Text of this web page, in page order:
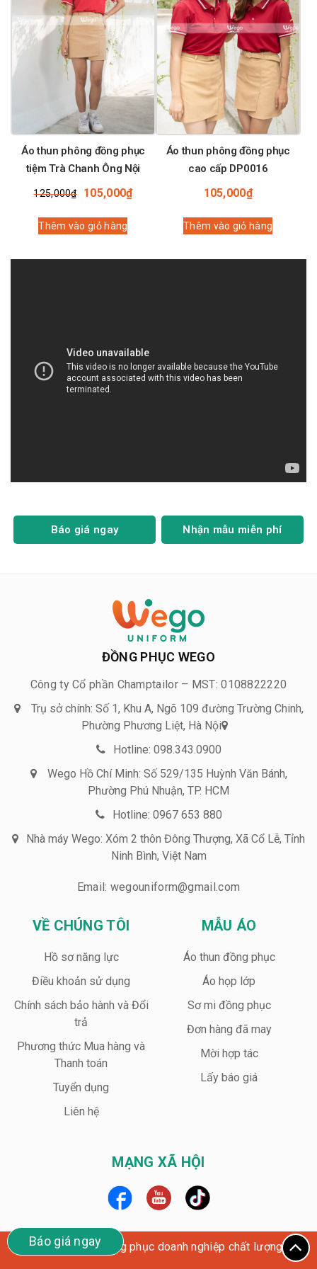
Áo thun phông đồng phục
tiệm Trà Chanh Ông Nội
125,000₫
Giá
là:
105,000₫Giá
105,000₫.
Thêm vào giỏ hàng
Áo thun phông đồng phục
cao cấp DP0016
105,000₫
Thêm vào giỏ hàng
Báo giá ngay Nhận mẫu miễn phí
Báo giá ngay
ĐỒNG PHỤC WEGO
Công ty Cổ phần Champtailor – MST: 0108822220
Trụ sở chính: Số 1, Khu A, Ngõ 109 đường Trường Chinh,
Phường Phương Liệt, Hà Nội
Hotline: 098.343.0900
Wego Hồ Chí Minh: Số 529/135 Huỳnh Văn Bánh,
Phường Phú Nhuận, TP. HCM
Hotline: 0967 653 880
Nhà máy Wego: Xóm 2 thôn Đông Thượng, Xã Cổ Lễ, Tỉnh
Ninh Bình, Việt Nam
Email: wegouniform@gmail.com
VỀ CHÚNG TÔI
Hồ sơ năng lực
Điều khoản sử dụng
Chính sách bảo hành và Đổi
trả
Phương thức Mua hàng và
Thanh toán
Tuyển dụng
Liên hệ
MẪU ÁO
Áo thun đồng phục
Áo họp lớp
Sơ mi đồng phục
Đơn hàng đã may
Mời hợp tác
Lấy báo giá
MẠNG XÃ HỘI
Wego Uniform – Đồng phục doanh nghiệp chất lượng cao